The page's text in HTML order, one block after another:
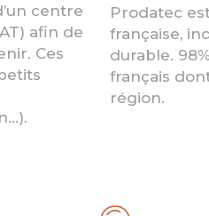
centre
afin de
Ces
Prodatec
française,
durable.
français
région.